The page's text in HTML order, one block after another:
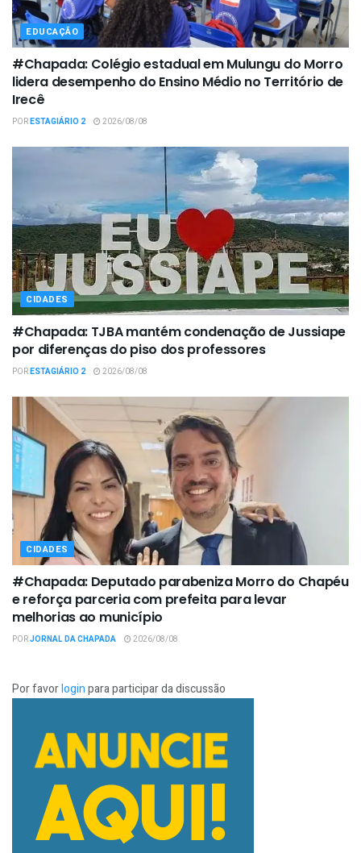
EDUCAÇÃO
#Chapada: Colégio estadual em Mulungu do Morro
lidera desempenho do Ensino Médio no Território de
Irecê
PORESTAGIÁRIO 2 2026/08/08
CIDADES
#Chapada: TJBA mantém condenação de Jussiape
por diferenças do piso dos professores
PORESTAGIÁRIO 2 2026/08/08
CIDADES
#Chapada: Deputado parabeniza Morro do Chapéu
e reforça parceria com prefeita para levar
melhorias ao município
PORJORNAL DA CHAPADA 2026/08/08
Por favorloginpara participar da discussão